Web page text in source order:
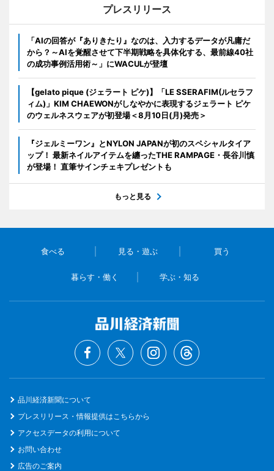
プレスリリース
「AIの回答が『ありきたり』なのは、入力するデータが凡庸だ
から？～AIを覚醒させて下半期戦略を具体化する、最前線40社
の成功事例活用術～」にWACULが登壇
【gelato pique (ジェラート ピケ)】「LE SSERAFIM(ルセラフ
ィム)」KIM CHAEWONがしなやかに表現するジェラート ピケ
のウェルネスウェアが初登場＜8月10日(月)発売＞
『ジェルミーワン』とNYLON JAPANが初のスペシャルタイア
ップ！ 最新ネイルアイテムを纏ったTHE RAMPAGE・長谷川慎
が登場！ 直筆サインチェキプレゼントも
もっと見る
食べる 見る・遊ぶ 買う
暮らす・働く 学ぶ・知る
品川経済新聞について
プレスリリース・情報提供はこちらから
アクセスデータの利用について
お問い合わせ
広告のご案内